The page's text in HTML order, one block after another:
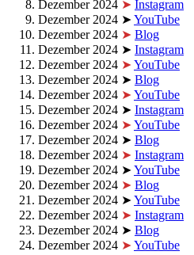
Dezember 2024 ➤ Instagram
Dezember 2024 ➤YouTube
Dezember 2024 ➤ Blog
Dezember 2024 ➤ Instagram
Dezember 2024 ➤ YouTube
Dezember 2024 ➤ Blog
Dezember 2024 ➤ YouTube
Dezember 2024 ➤ Instagram
Dezember 2024 ➤ YouTube
Dezember 2024 ➤ Blog
Dezember 2024 ➤ Instagram
Dezember 2024 ➤YouTube
Dezember 2024 ➤ Blog
Dezember 2024 ➤YouTube
Dezember 2024 ➤ Instagram
Dezember 2024 ➤ Blog
Dezember 2024 ➤ YouTube